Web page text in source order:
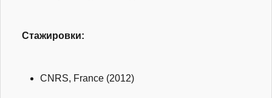
Стажировки:
CNRS, France (2012)